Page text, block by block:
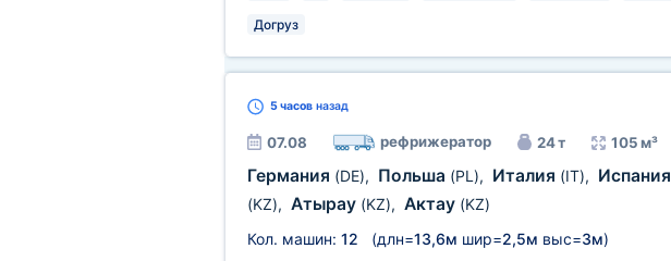
Догруз
5 часовназад
07.08 рефрижератор 24 т 105 м³
Германия (DE), Польша (PL), Италия (IT), Испания
(KZ), Атырау (KZ), Актау (KZ)
Кол. машин: 12 (длн=13,6м шир=2,5м выс=3м)